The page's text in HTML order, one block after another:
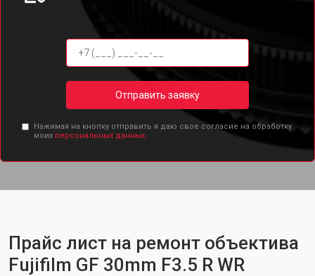
Отправить заявку
Нажимая на кнопку отправить я даю свое согласие на обработку
моих персональных данных.
Прайс лист на ремонт объектива
Fujifilm GF 30mm F3.5 R WR